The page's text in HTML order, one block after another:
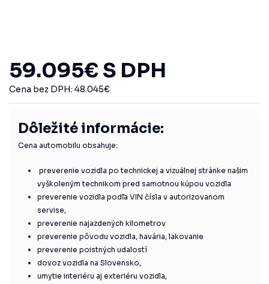
59.095€ S DPH
Cena bez DPH: 48.045€
Dôležité informácie:
Cena automobilu obsahuje:
preverenie vozidla po technickej a vizuálnej stránke našim
vyškoleným technikom pred samotnou kúpou vozidla
preverenie vozidla podľa VIN čísla v autorizovanom
servise,
preverenie najazdených kilometrov
preverenie pôvodu vozidla, havária, lakovanie
preverenie poistných udalostí
dovoz vozidla na Slovensko,
umytie interiéru aj exteriéru vozidla,